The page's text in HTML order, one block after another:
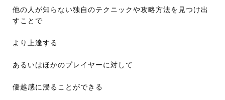
他の人が知らない独自のテクニックや攻略方法を見つけ出
すことで
より上達する
あるいはほかのプレイヤーに対して
優越感に浸ることができる